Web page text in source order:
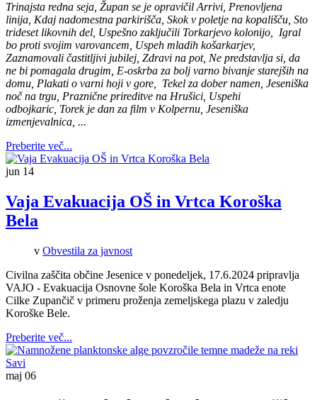
Trinajsta redna seja, Župan se je opravičil Arrivi, Prenovljena
linija, Kdaj nadomestna parkirišča, Skok v poletje na kopališču, Sto
trideset likovnih del, Uspešno zaključili Torkarjevo kolonijo, Igral
bo proti svojim varovancem, Uspeh mladih košarkarjev,
Zaznamovali častitljivi jubilej, Zdravi na pot, Ne predstavlja si, da
ne bi pomagala drugim, E-oskrba za bolj varno bivanje starejših na
domu, Plakati o varni hoji v gore, Tekel za dober namen, Jeseniška
noč na trgu, Praznične prireditve na Hrušici, Uspehi
odbojkaric, Torek je dan za film v Kolpernu, Jeseniška
izmenjevalnica, ...
Preberite več...
jun 14
Vaja Evakuacija OŠ in Vrtca Koroška
Bela
v Obvestila za javnost
Civilna zaščita občine Jesenice v ponedeljek, 17.6.2024 pripravlja
VAJO - Evakuacija Osnovne šole Koroška Bela in Vrtca enote
Cilke Zupančič v primeru proženja zemeljskega plazu v zaledju
Koroške Bele.
Preberite več...
maj 06